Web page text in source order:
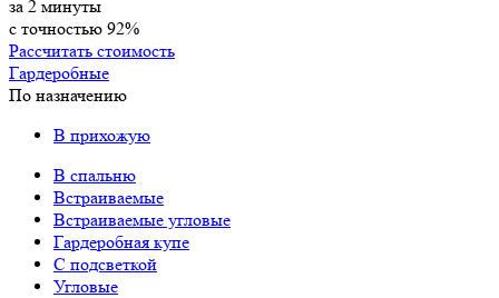
за 2 минуты
с точностью 92%
Рассчитать стоимость
Гардеробные
По назначению
В прихожую
В спальню
Встраиваемые
Встраиваемые угловые
Гардеробная купе
С подсветкой
Угловые